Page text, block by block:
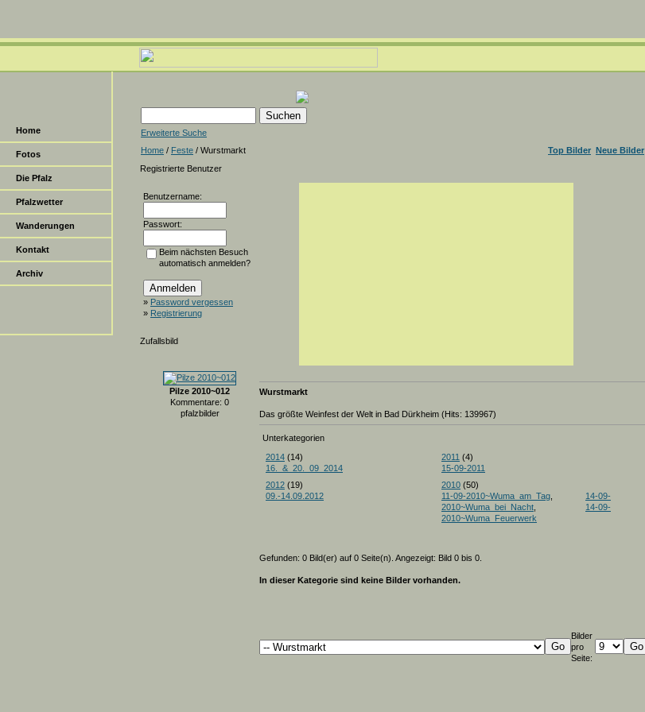
Home
Fotos
Die Pfalz
Pfalzwetter
Wanderungen
Kontakt
Archiv
Erweiterte Suche
Home / Feste / Wurstmarkt Top Bilder Neue Bilder
Registrierte Benutzer
Benutzername:
Passwort:
Beim nächsten Besuch
automatisch anmelden?
» Password vergessen
» Registrierung
Zufallsbild
Pilze 2010~012
Kommentare: 0
pfalzbilder
Wurstmarkt
Das größte Weinfest der Welt in Bad Dürkheim (Hits: 139967)
Unterkategorien
2014 (14)
16._&_20._09_2014
2012 (19)
09.-14.09.2012
2011 (4)
15-09-2011
2010 (50)
11-09-2010~Wuma_am_Tag
14-09-
2010~Wuma_bei_Nacht
14-09-
2010~Wuma_Feuerwerk
Gefunden: 0 Bild(er) auf 0 Seite(n). Angezeigt: Bild 0 bis 0.
In dieser Kategorie sind keine Bilder vorhanden.
Bilder
pro
Seite: